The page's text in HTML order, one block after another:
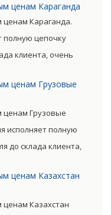
затраты,
цены товара.
ценам Караганда
ценам Караганда.
полную цепочку
клиента, очень
затраты,
цены товара.
ценам Грузовые
ценам Грузовые
исполняет полную
до склада клиента,
затраты,
цены товара.
ценам Казахстан
Казахстан